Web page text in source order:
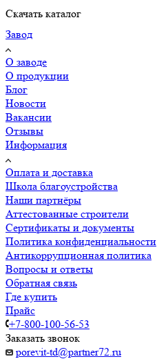
Скачать каталог
Завод
О заводе
О продукции
Блог
Новости
Вакансии
Отзывы
Информация
Оплата и доставка
Школа благоустройства
Наши партнёры
Аттестованные строители
Сертификаты и документы
Политика конфиденциальности
Антикоррупционная политика
Вопросы и ответы
Обратная связь
Где купить
Прайс
+7-800-100-56-53
Заказать звонок
porevit-td@partner72.ru